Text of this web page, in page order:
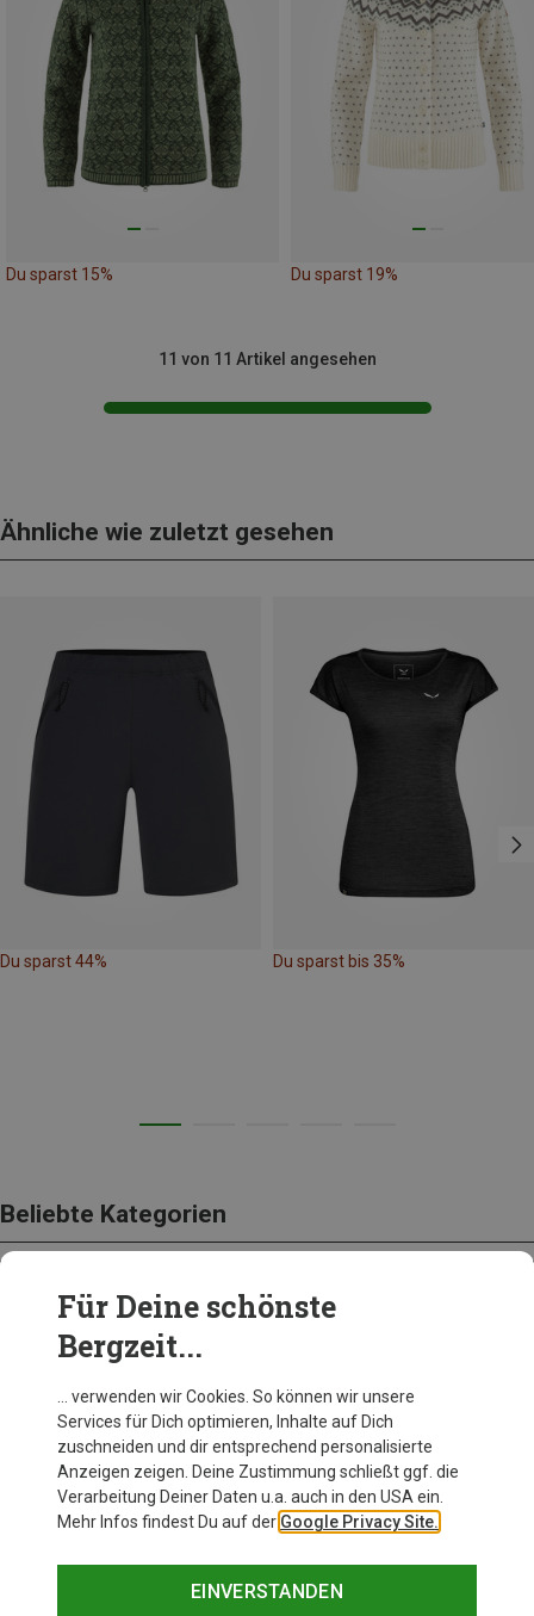
Du sparst 15% Du sparst 19%
11 von 11 Artikel angesehen
Ähnliche wie zuletzt gesehen
Du sparst 44% Du sparst bis 35%
Beliebte Kategorien
BEKLEIDUNG
Für Deine schönste
Bergzeit...
… verwenden wir Cookies. So können wir unsere
Services für Dich optimieren, Inhalte auf Dich
zuschneiden und dir entsprechend personalisierte
Anzeigen zeigen. Deine Zustimmung schließt ggf. die
Verarbeitung Deiner Daten u.a. auch in den USA ein.
Mehr Infos findest Du auf der Google Privacy Site.
EINVERSTANDEN